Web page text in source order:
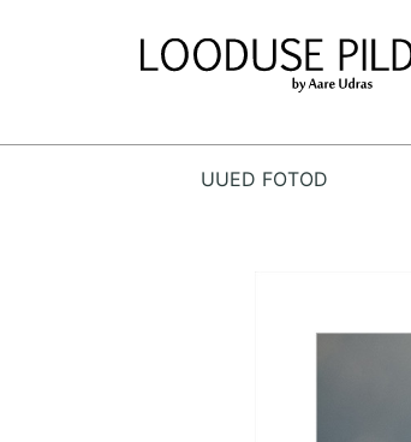
UUED FOTOD